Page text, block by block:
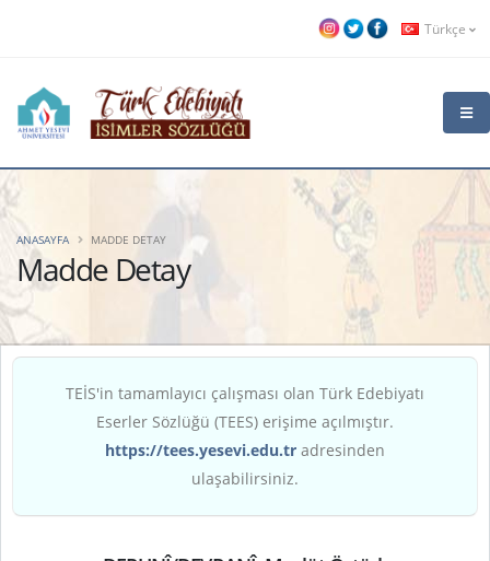
Türkçe
Madde Detay
ANASAYFA MADDE DETAY
TEİS'in tamamlayıcı çalışması olan Türk Edebiyatı
Eserler Sözlüğü (TEES) erişime açılmıştır.
https://tees.yesevi.edu.tr adresinden
ulaşabilirsiniz.